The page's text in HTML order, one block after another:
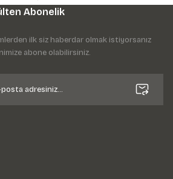
Abonelik
ilk siz haberdar olmak istiyorsanız
abone olabilirsiniz.